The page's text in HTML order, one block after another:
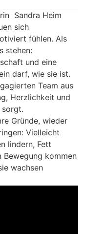
Sandra Heim
sich
fühlen. Als
stehen:
und eine
darf, wie sie ist.
Team aus
Herzlichkeit und
sorgt.
Gründe, wieder
Vielleicht
lindern, Fett
kommen
wachsen